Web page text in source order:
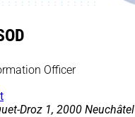
Officer
Droz 1, 2000 Neuchâtel